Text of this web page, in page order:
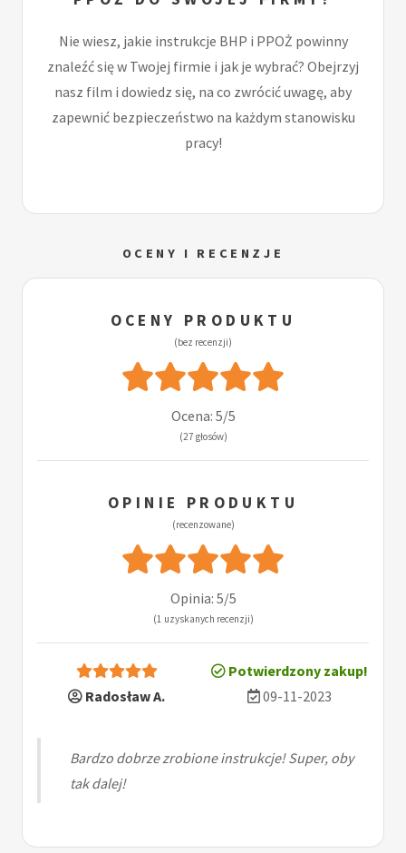
Nie wiesz, jakie instrukcje BHP i PPOŻ powinny
znaleźć się w Twojej firmie i jak je wybrać? Obejrzyj
nasz film i dowiedz się, na co zwrócić uwagę, aby
zapewnić bezpieczeństwo na każdym stanowisku
pracy!
OCENY I RECENZJE
OCENY PRODUKTU
(bez recenzji)
Ocena: 5/5
(27 głosów)
OPINIE PRODUKTU
(recenzowane)
Opinia: 5/5
(1 uzyskanych recenzji)
Potwierdzony zakup!
Radosław A.
09-11-2023
Bardzo dobrze zrobione instrukcje! Super, oby
tak dalej!